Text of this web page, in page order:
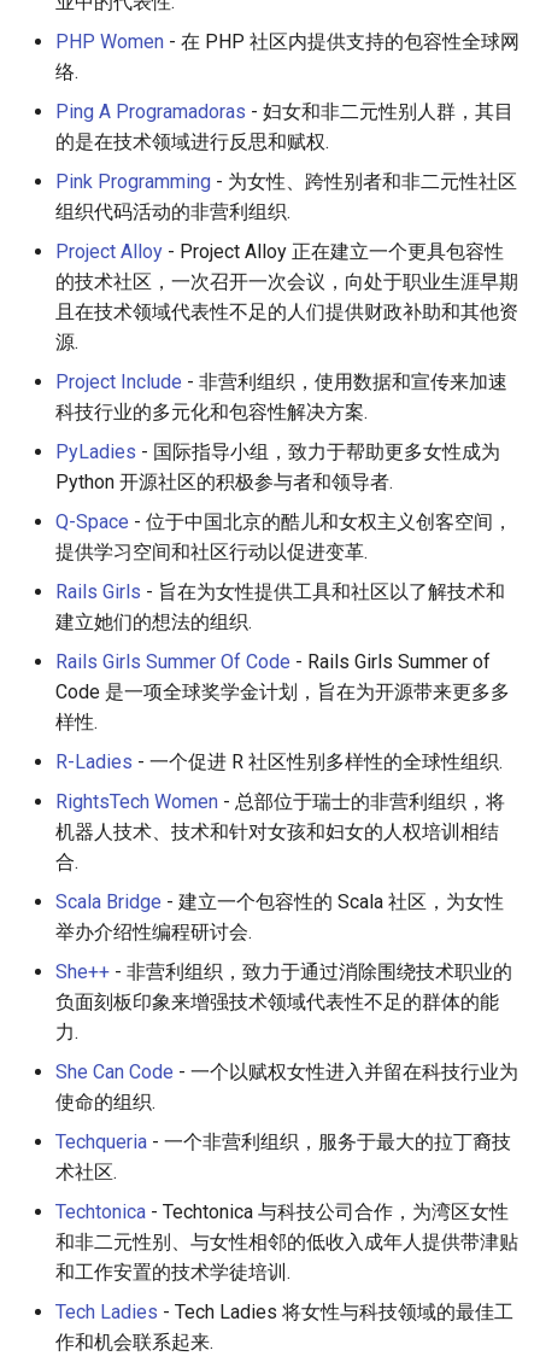
PHP Women - 在 PHP 社区内提供支持的包容性全球网
络.
Ping A Programadoras - 妇女和非二元性别人群，其目
的是在技术领域进行反思和赋权.
Pink Programming - 为女性、跨性别者和非二元性社区
组织代码活动的非营利组织.
Project Alloy - Project Alloy 正在建立一个更具包容性
的技术社区，一次召开一次会议，向处于职业生涯早期
且在技术领域代表性不足的人们提供财政补助和其他资
源.
Project Include - 非营利组织，使用数据和宣传来加速
科技行业的多元化和包容性解决方案.
PyLadies - 国际指导小组，致力于帮助更多女性成为
Python 开源社区的积极参与者和领导者.
Q-Space - 位于中国北京的酷儿和女权主义创客空间，
提供学习空间和社区行动以促进变革.
Rails Girls - 旨在为女性提供工具和社区以了解技术和
建立她们的想法的组织.
Rails Girls Summer Of Code - Rails Girls Summer of
Code 是一项全球奖学金计划，旨在为开源带来更多多
样性.
R-Ladies - 一个促进 R 社区性别多样性的全球性组织.
RightsTech Women - 总部位于瑞士的非营利组织，将
机器人技术、技术和针对女孩和妇女的人权培训相结
合.
Scala Bridge - 建立一个包容性的 Scala 社区，为女性
举办介绍性编程研讨会.
She++ - 非营利组织，致力于通过消除围绕技术职业的
负面刻板印象来增强技术领域代表性不足的群体的能
力.
She Can Code - 一个以赋权女性进入并留在科技行业为
使命的组织.
Techqueria - 一个非营利组织，服务于最大的拉丁裔技
术社区.
Techtonica - Techtonica 与科技公司合作，为湾区女性
和非二元性别、与女性相邻的低收入成年人提供带津贴
和工作安置的技术学徒培训.
Tech Ladies - Tech Ladies 将女性与科技领域的最佳工
作和机会联系起来.